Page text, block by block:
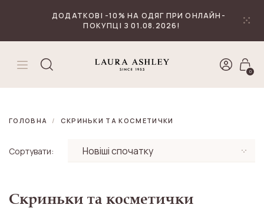
ДОДАТКОВІ -10% НА ОДЯГ ПРИ ОНЛАЙН-
ПОКУПЦІ З 01.08.2026!
0
ГОЛОВНА СКРИНЬКИ ТА КОСМЕТИЧКИ
Сортувати:
Скриньки та косметички